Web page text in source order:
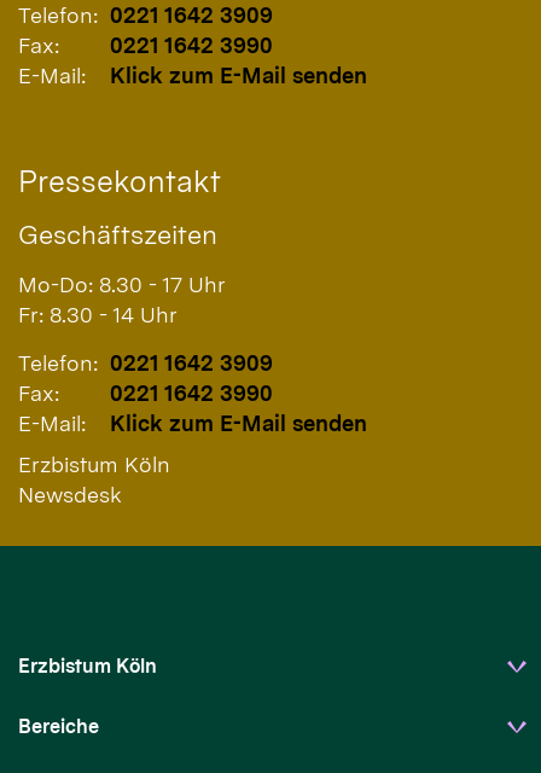
Telefon: 0221 1642 3909
Fax:
0221 1642 3990
E-Mail:
Klick zum E-Mail senden
Pressekontakt
Geschäftszeiten
Mo-Do: 8.30 - 17 Uhr
Fr: 8.30 - 14 Uhr
Telefon: 0221 1642 3909
Fax:
0221 1642 3990
E-Mail:
Klick zum E-Mail senden
Erzbistum Köln
Newsdesk
Erzbistum Köln
Bereiche